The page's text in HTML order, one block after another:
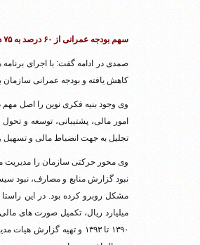
سهم بودجه عمرانی از ۶۰ درصد به ۷۵ درصد افزایش یافته است
کاهش یافته و بودجه عمرانی سازمان به ۷۵ درصد افزایش یافته
وی وجود بنیه فکری نوین را اصل
امور مالی، پشتیبانی، توسعه و
تجلیل به جهت انضباط مالی و تسهیل
وی محور حرکتی سازمان را مدیریت
نبود گزارش منابع و مصارف، نبود
۱۳۹۰ تا ۱۳۹۳ و تهیه